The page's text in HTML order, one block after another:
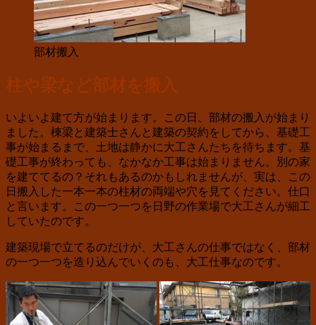
部材搬入
柱や梁など部材を搬入
いよいよ建て方が始まります。この日、部材の搬入が始まり
ました。棟梁と建築士さんと建築の契約をしてから、基礎工
事が始まるまで、土地は静かに大工さんたちを待ちます。基
礎工事が終わっても、なかなか工事は始まりません。別の家
を建ててるの？それもあるのかもしれませんが、実は、この
日搬入した一本一本の柱材の両端や穴を見てください。仕口
と言います。この一つ一つを日野の作業場で大工さんが細工
していたのです。
建築現場で立てるのだけが、大工さんの仕事ではなく、部材
の一つ一つを造り込んでいくのも、大工仕事なのです。